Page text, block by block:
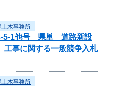
土木事務所
3-5-1他号 県単 道路新設
工事に関する一般競争入札
土木事務所